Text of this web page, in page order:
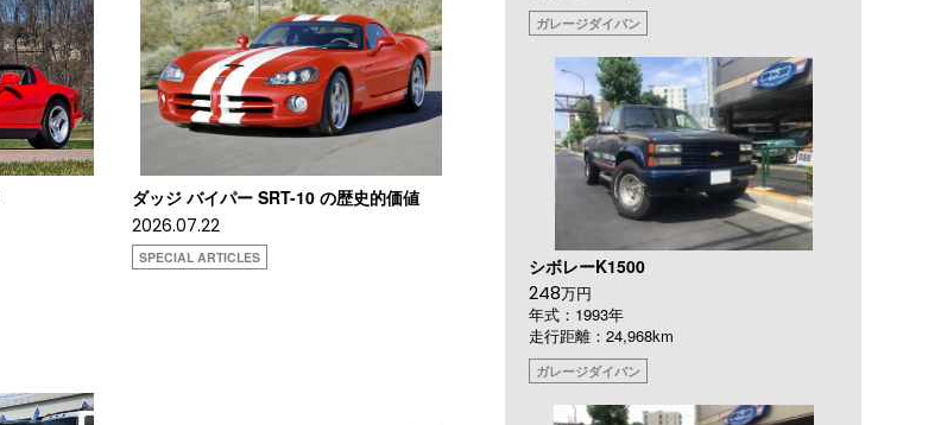
ダッジ バイパー SRT-10 の歴史的価値
2026.07.22
SPECIAL ARTICLES
ガレージダイバン
シボレーK1500
248万円
年式：1993年
走行距離：24,968km
ガレージダイバン